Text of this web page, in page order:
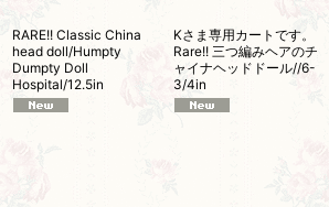
RARE!! Classic China
head doll/Humpty
Dumpty Doll
Hospital/12.5in
Kさま専用カートです。
Rare!! 三つ編みヘアのチ
ャイナヘッドドール//6-
3/4in